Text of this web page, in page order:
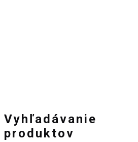
Vyhľadávanie
produktov